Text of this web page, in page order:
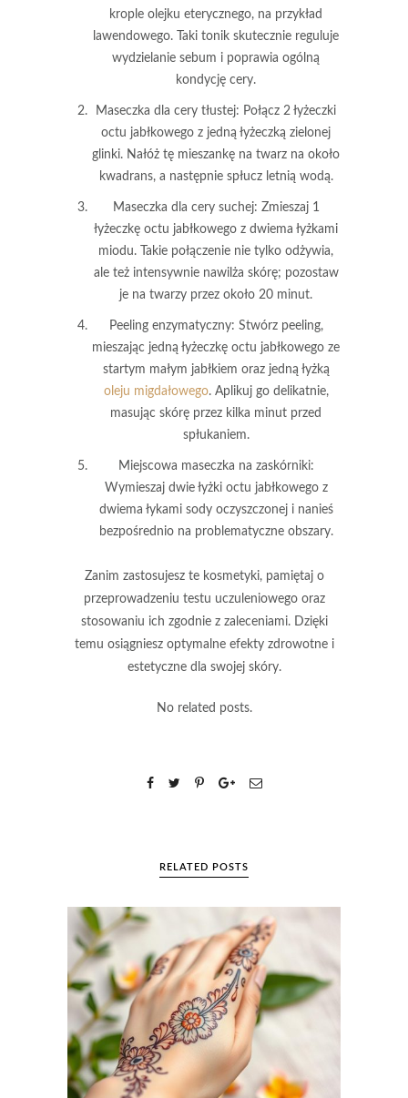
krople olejku eterycznego, na przykład
lawendowego. Taki tonik skutecznie reguluje
wydzielanie sebum i poprawia ogólną
kondycję cery.
Maseczka dla cery tłustej: Połącz 2 łyżeczki
octu jabłkowego z jedną łyżeczką zielonej
glinki. Nałóż tę mieszankę na twarz na około
kwadrans, a następnie spłucz letnią wodą.
Maseczka dla cery suchej: Zmieszaj 1
łyżeczkę octu jabłkowego z dwiema łyżkami
miodu. Takie połączenie nie tylko odżywia,
ale też intensywnie nawilża skórę; pozostaw
je na twarzy przez około 20 minut.
Peeling enzymatyczny: Stwórz peeling,
mieszając jedną łyżeczkę octu jabłkowego ze
startym małym jabłkiem oraz jedną łyżką
oleju migdałowego. Aplikuj go delikatnie,
masując skórę przez kilka minut przed
spłukaniem.
Miejscowa maseczka na zaskórniki:
Wymieszaj dwie łyżki octu jabłkowego z
dwiema łykami sody oczyszczonej i nanieś
bezpośrednio na problematyczne obszary.
Zanim zastosujesz te kosmetyki, pamiętaj o
przeprowadzeniu testu uczuleniowego oraz
stosowaniu ich zgodnie z zaleceniami. Dzięki
temu osiągniesz optymalne efekty zdrowotne i
estetyczne dla swojej skóry.
No related posts.
RELATED POSTS